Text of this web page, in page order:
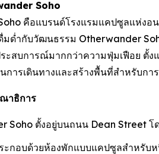
Soho
คือแบรนด์โรงแรมแคปซูลแห่งอ
มด่ำกับวัฒนธรรม Otherwander
สบการณ์มากกว่าความฟุ่มเฟือย ตั้ง
การเดินทางและสร้างพื้นที่สำหรับกา
าธิการ
Soho ตั้งอยู่บนถนน Dean Street โ
กอบด้วยห้องพักแบบแคปซูลสำหรับห